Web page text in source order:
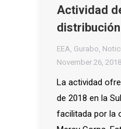
Actividad
EEA, Gurabo,
November 26, 2018
La actividad
de 2018 en la
facilitada por la